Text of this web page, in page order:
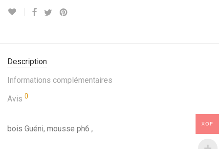
Description
Informations complémentaires
Avis 0
bois Guéni, mousse ph6 ,
XOF